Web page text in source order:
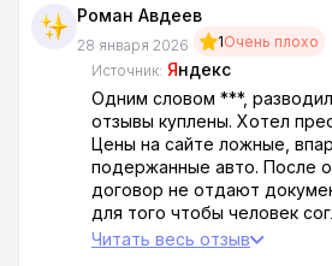
Роман Авдеев
28 января 2026 1Очень плохо
Источник: Яндекс
Одним словом ***,
отзывы куплены. Хотел
Цены на сайте ложные,
подержанные авто. После
договор не отдают
для того чтобы человек
условия. Однозначно не
Читать весь отзыв